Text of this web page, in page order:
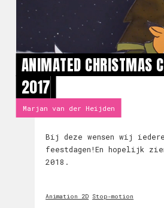
ANIMATED CHRISTMAS
2017
Marjan van der Heijden
Bij deze wensen wij
feestdagen!En hopelijk
2018.
Animation 2D Stop-motion